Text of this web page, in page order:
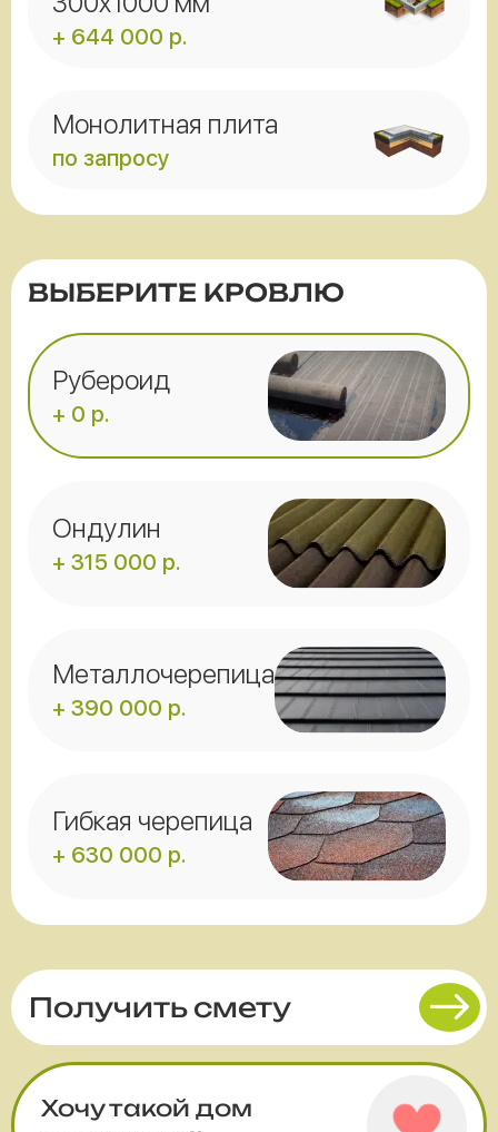
+ 644 000 р.
Монолитная плита
по запросу
ВЫБЕРИТЕ КРОВЛЮ
Рубероид
+ 0 р.
Ондулин
+ 315 000 р.
Металлочерепица
+ 390 000 р.
Гибкая черепица
+ 630 000 р.
Получить смету
Хочу такой дом